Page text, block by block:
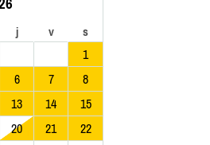
j v s
1
6 7
8
13 14
15
20 21
22